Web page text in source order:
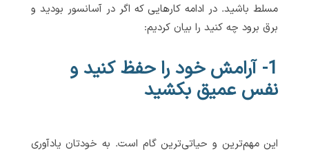
مسلط باشید. در ادامه کارهایی که اگر در آسانسور بودید و
برق برود چه کنید را بیان کردیم:
1- آرامش خود را حفظ کنید و
نفس عمیق بکشید
این مهم‌ترین و حیاتی‌ترین گام است. به خودتان یادآوری